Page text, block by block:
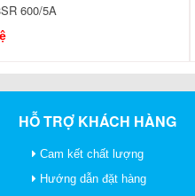
600/5A
HỖ TRỢ KHÁCH HÀNG
Cam kết chất lượng
Hướng dẫn đặt hàng